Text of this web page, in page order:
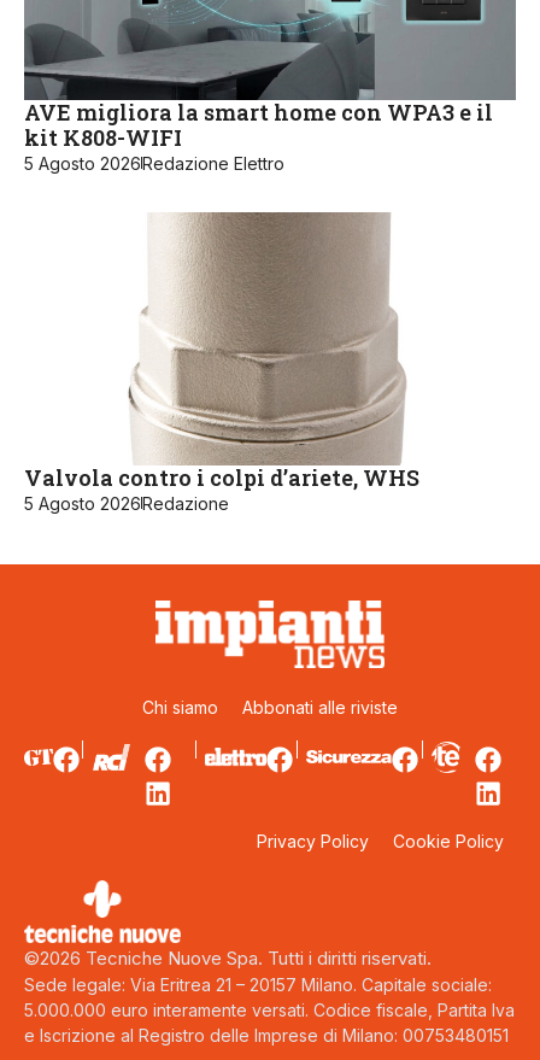
AVE migliora la smart home con WPA3 e il
kit K808-WIFI
5 Agosto 2026Redazione Elettro
Valvola contro i colpi d’ariete, WHS
5 Agosto 2026Redazione
Chi siamo Abbonati alle riviste
Privacy Policy Cookie Policy
©2026 Tecniche Nuove Spa. Tutti i diritti riservati.
Sede legale: Via Eritrea 21 – 20157 Milano. Capitale sociale:
5.000.000 euro interamente versati. Codice fiscale, Partita Iva
e Iscrizione al Registro delle Imprese di Milano: 00753480151